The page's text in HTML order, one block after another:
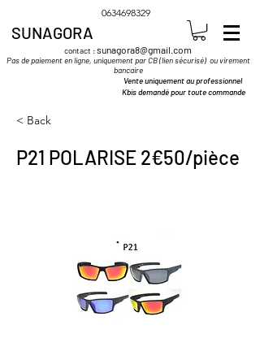
0634698329
SUNAGORA
contact :sunagora8@gmail.com
Pas de paiement en ligne, uniquement par CB (lien sécurisé) ou virement
bancaire
Vente uniquement au professionnel
Kbis demandé pour toute commande
< Back
P21 POLARISE 2€50/pièce